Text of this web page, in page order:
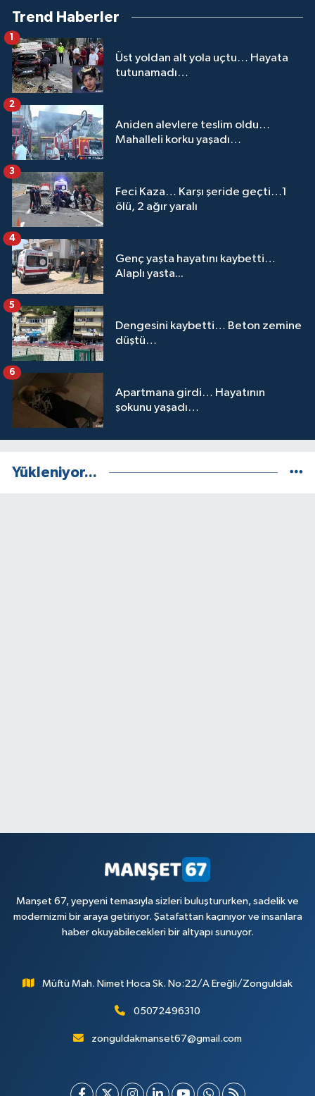
Trend Haberler
Üst yoldan alt yola uçtu… Hayata
tutunamadı…
1
Aniden alevlere teslim oldu…
Mahalleli korku yaşadı…
2
Feci Kaza… Karşı şeride geçti…1
ölü, 2 ağır yaralı
3
Genç yaşta hayatını kaybetti…
Alaplı yasta...
4
Dengesini kaybetti… Beton zemine
düştü…
5
Apartmana girdi… Hayatının
şokunu yaşadı…
6
Yükleniyor...
Manşet 67, yepyeni temasıyla sizleri buluştururken, sadelik ve
modernizmi bir araya getiriyor. Şatafattan kaçınıyor ve insanlara
haber okuyabilecekleri bir altyapı sunuyor.
Müftü Mah. Nimet Hoca Sk. No:22/A Ereğli/Zonguldak
05072496310
zonguldakmanset67@gmail.com